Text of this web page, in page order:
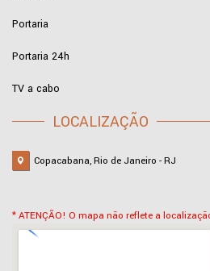
Portaria
Portaria 24h
TV a cabo
LOCALIZAÇÃO
Copacabana, Rio de Janeiro - RJ
* ATENÇÃO! O mapa não reflete a